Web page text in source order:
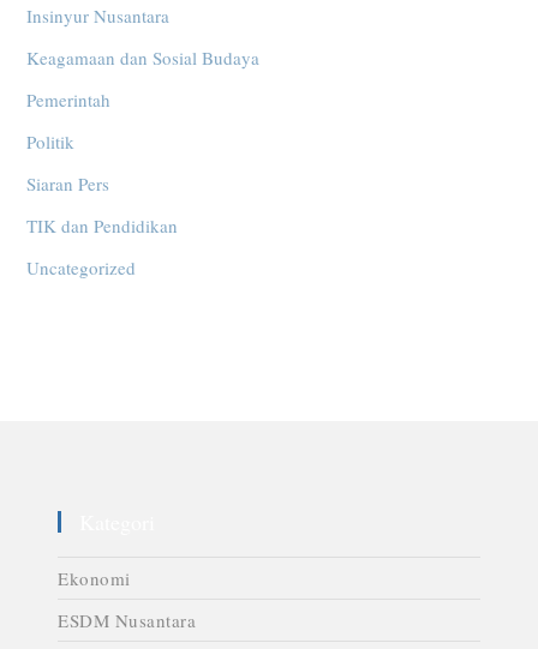
Insinyur Nusantara
Keagamaan dan Sosial Budaya
Pemerintah
Politik
Siaran Pers
TIK dan Pendidikan
Uncategorized
Ekonomi
ESDM Nusantara